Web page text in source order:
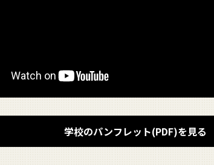
学校のパンフレット(PDF)を見る